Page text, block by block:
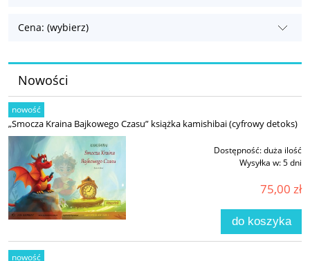
Cena: (wybierz)
Nowości
„Smocza Kraina Bajkowego Czasu” książka kamishibai (cyfrowy detoks)
Dostępność:duża ilość
Wysyłka w:5 dni
75,00 zł
do koszyka
nowość
nowość